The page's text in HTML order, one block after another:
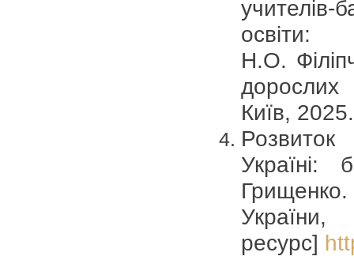
учителів-
Н.О.
Київ,
Україні:
ресурс]